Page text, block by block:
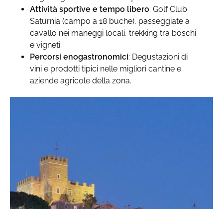
Attività sportive e tempo libero: Golf Club
Saturnia (campo a 18 buche), passeggiate a
cavallo nei maneggi locali, trekking tra boschi
e vigneti.
Percorsi enogastronomici: Degustazioni di
vini e prodotti tipici nelle migliori cantine e
aziende agricole della zona.